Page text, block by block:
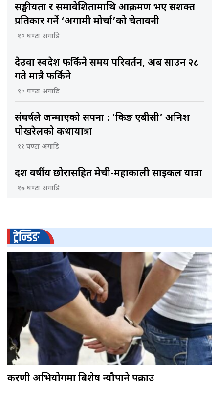
सङ्घीयता र समावेशितामाथि आक्रमण भए सशक्त
प्रतिकार गर्ने ‘अग्रगामी मोर्चा’को चेतावनी
१० घण्टा अगाडि
देउवा स्वदेश फर्किने समय परिवर्तन, अब साउन २८
गते मात्रै फर्किने
१० घण्टा अगाडि
संघर्षले जन्माएको सपना : ‘किङ एबीसी’ अनिश
पोखरेलको कथायात्रा
११ घण्टा अगाडि
दश वर्षीय छोरासहित मेची-महाकाली साइकल यात्रा
१७ घण्टा अगाडि
ट्रेन्डिङ
करणी अभियोगमा बिशेष न्यौपाने पक्राउ